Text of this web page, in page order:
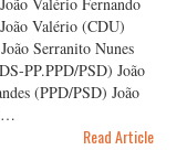
Valério (CDU)
Serranito Nunes
PP.PPD/PSD) João
(PPD/PSD) João
…
Read Article